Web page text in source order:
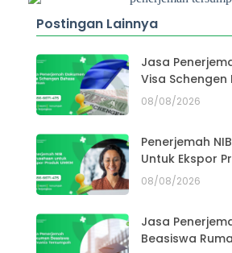
Postingan Lainnya
Jasa
Visa
08/08/2026
Penerjemah
Untuk Ekspor
08/08/2026
Jasa
Beasiswa